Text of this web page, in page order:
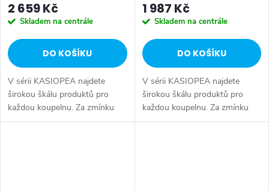
2 659 Kč
Skladem na centrále
DO KOŠÍKU
V sérii KASIOPEA najdete
širokou škálu produktů pro
každou koupelnu. Za zmínku
stojí dvě varianty
1 987 Kč
Skladem na centrále
DO KOŠÍKU
V sérii KASIOPEA najdete
širokou škálu produktů pro
každou koupelnu. Za zmínku
stojí dvě varianty